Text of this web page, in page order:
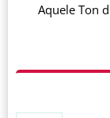
Aquele Ton